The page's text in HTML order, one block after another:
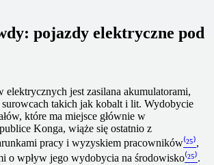
pojazdy elektryczne pod
elektrycznych jest zasilana akumulatorami,
surowcach takich jak kobalt i lit. Wydobycie
które ma miejsce głównie w
Konga, wiąże się ostatnio z
pracy i wyzyskiem pracowników⁽²⁵⁾,
o wpływ jego wydobycia na środowisko⁽²⁵⁾.